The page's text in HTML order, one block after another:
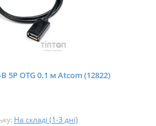
5P OTG 0.1 м Atcom (12822)
На складі (1-3 дні)